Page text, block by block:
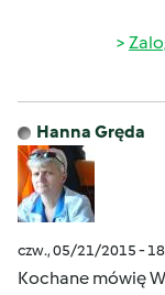
Hanna Gręda
czw., 05/21/2015 -
Kochane mówię